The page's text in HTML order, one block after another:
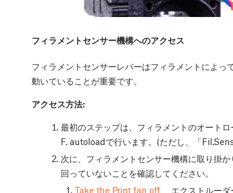
フィラメントセンサー機構へのアクセス
フィラメントセンサーレバーはフィラメントによ
動いていることが重要です。
アクセス方法:
最初のステップは、フィラメントのオート
F. autoloadで行います。(ただし、「
次に、フィラメントセンサー機構に取り掛
回っていないことを確認してください。
Take the Print fan off 、エクストルー